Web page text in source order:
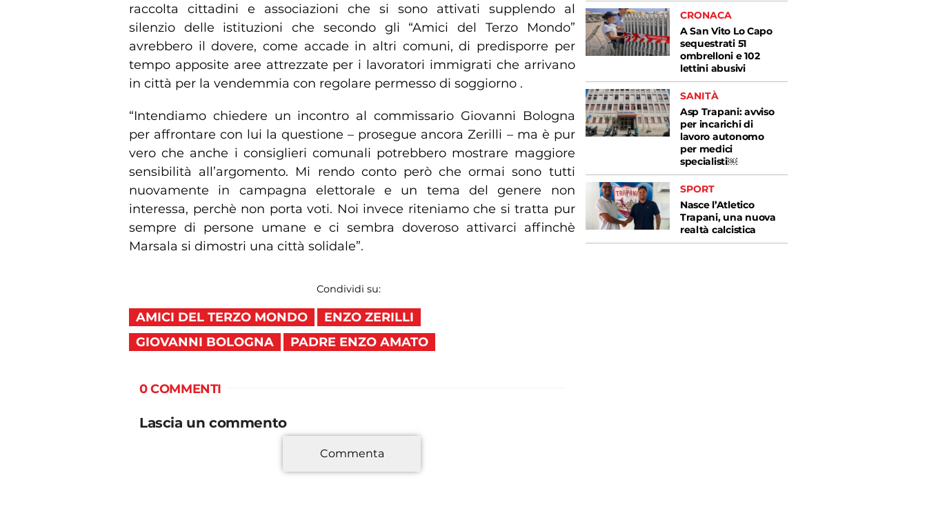
raccolta cittadini e associazioni che si sono attivati supplendo al
silenzio delle istituzioni che secondo gli “Amici del Terzo Mondo”
avrebbero il dovere, come accade in altri comuni, di predisporre per
tempo apposite aree attrezzate per i lavoratori immigrati che arrivano
in città per la vendemmia con regolare permesso di soggiorno .
“Intendiamo chiedere un incontro al commissario Giovanni Bologna
per affrontare con lui la questione – prosegue ancora Zerilli – ma è pur
vero che anche i consiglieri comunali potrebbero mostrare maggiore
sensibilità all’argomento. Mi rendo conto però che ormai sono tutti
nuovamente in campagna elettorale e un tema del genere non
interessa, perchè non porta voti. Noi invece riteniamo che si tratta pur
sempre di persone umane e ci sembra doveroso attivarci affinchè
Marsala si dimostri una città solidale”.
Condividi su:
AMICI DEL TERZO MONDO
ENZO ZERILLI
GIOVANNI BOLOGNA
PADRE ENZO AMATO
0 COMMENTI
Lascia un commento
Commenta
CRONACA
A San Vito Lo Capo
sequestrati 51
ombrelloni e 102
lettini abusivi
SANITÀ
Asp Trapani: avviso
per incarichi di
lavoro autonomo
per medici
specialisti￼
SPORT
Nasce l’Atletico
Trapani, una nuova
realtà calcistica